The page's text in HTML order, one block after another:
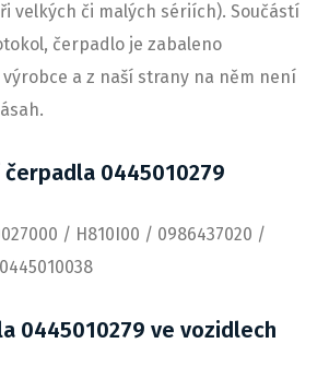
velkých či malých sériích). Součástí
čerpadlo je zabaleno
a z naší strany na něm není
čerpadla 0445010279
/ H810I00 / 0986437020 /
0445010279 ve vozidlech